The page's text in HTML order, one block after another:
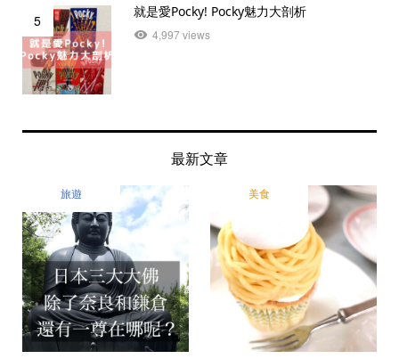
5
就是愛Pocky! Pocky魅力大剖析
4,997 views
最新文章
旅遊 美食